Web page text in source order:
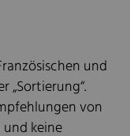
und
„Sortierung“.
von
keine